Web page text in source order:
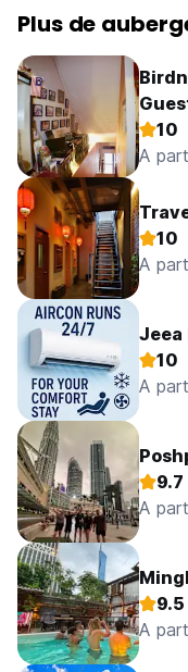
Plus de
10
A
10
A
Jeea
10
A
9.7
A
9.5
A